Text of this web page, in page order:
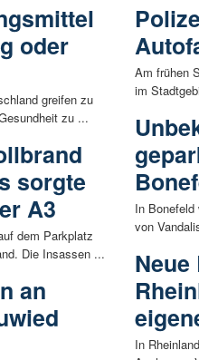
oder
greifen zu
zu ...
sorgte
A3
dem Parkplatz
Die Insassen ...
an
Am frühen
im
In
von
In